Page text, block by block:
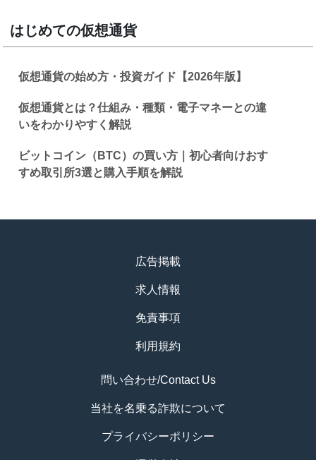
はじめての仮想通貨
仮想通貨の始め方・投資ガイド【2026年版】
仮想通貨とは？仕組み・種類・電子マネーとの違
いをわかりやすく解説
ビットコイン（BTC）の買い方｜初心者向けおす
すめ取引所3選と購入手順を解説
広告掲載
求人情報
免責事項
利用規約
問い合わせ/Contact Us
当社を名乗る詐欺について
プライバシーポリシー